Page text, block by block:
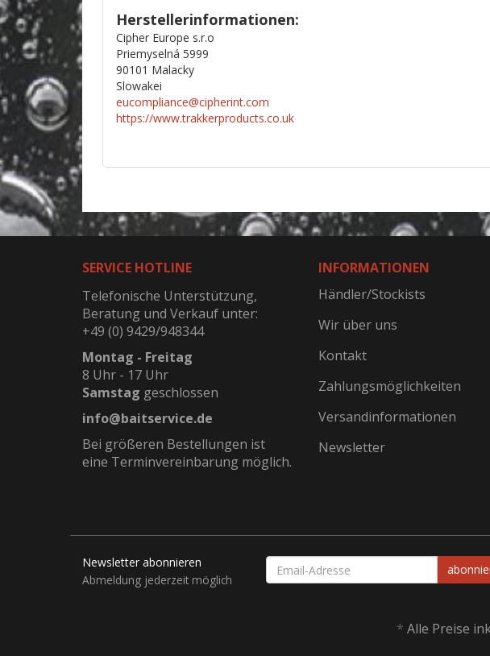
Herstellerinformationen:
Cipher Europe s.r.o
Priemyselná 5999
90101 Malacky
Slowakei
eucompliance@cipherint.com
https://www.trakkerproducts.co.uk
SERVICE HOTLINE
Telefonische Unterstützung,
Beratung und Verkauf unter:
+49 (0) 9429/948344
Montag - Freitag
8 Uhr - 17 Uhr
Samstag geschlossen
info@baitservice.de
Bei größeren Bestellungen ist
eine Terminvereinbarung möglich.
INFORMATIONEN
Händler/Stockists
Wir über uns
Kontakt
Zahlungsmöglichkeiten
Versandinformationen
Newsletter
Newsletter abonnieren
Abmeldung jederzeit möglich
EMAIL-
ADRESSE
* Alle Preise